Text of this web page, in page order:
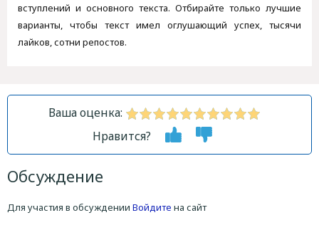
вступлений и основного текста. Отбирайте только лучшие
варианты, чтобы текст имел оглушающий успех, тысячи
лайков, сотни репостов.
Ваша оценка:
Нравится?
Обсуждение
Для участия в обсуждении Войдите на сайт